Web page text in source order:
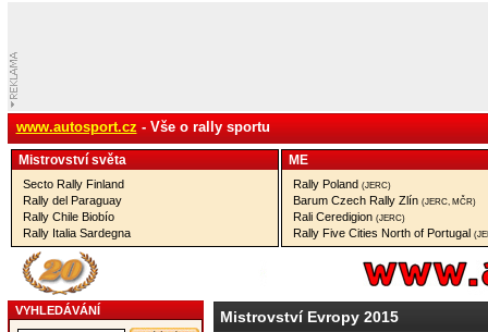
www.autosport.cz - Vše o rally sportu
Mistrovství­ světa
Secto Rally Finland
Rally del Paraguay
Rally Chile Biobío
Rally Italia Sardegna
ME
Rally Poland (JERC)
Barum Czech Rally Zlín (JERC, MČR)
Rali Ceredigion (JERC)
Rally Five Cities North of Portugal
VYHLEDÁVÁNÍ Mistrovství Evropy 2015